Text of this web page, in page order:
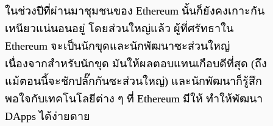
ในช่วงปีที่ผ่านมาชุมชนของ Ethereum นั้นก็ยังคงเกาะกัน
เหนียวแน่นอนอยู่ โดยส่วนใหญ่แล้ว ผู้ที่ศรัทธาใน
Ethereum จะเป็นนักขุดและนักพัฒนาซะส่วนใหญ่
เนื่องจากสำหรับนักขุด มันให้ผลตอบแทนเกือบดีที่สุด (ถึง
แม้ตอนนี้จะชักปลั๊กกันซะส่วนใหญ่) และนักพัฒนาก็รู้สึก
พอใจกับเทคโนโลยีต่าง ๆ ที่ Ethereum มีให้ ทำให้พัฒนา
DApps ได้ง่ายดาย